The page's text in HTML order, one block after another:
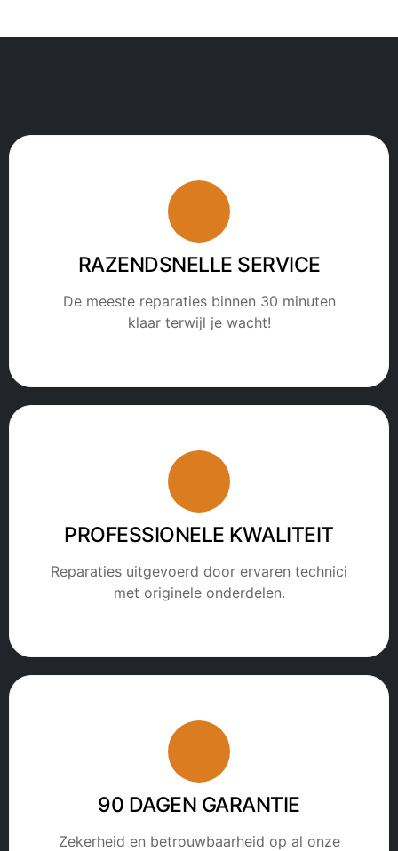
RAZENDSNELLE SERVICE
De meeste reparaties binnen 30 minuten
klaar terwijl je wacht!
PROFESSIONELE KWALITEIT
Reparaties uitgevoerd door ervaren technici
met originele onderdelen.
90 DAGEN GARANTIE
Zekerheid en betrouwbaarheid op al onze